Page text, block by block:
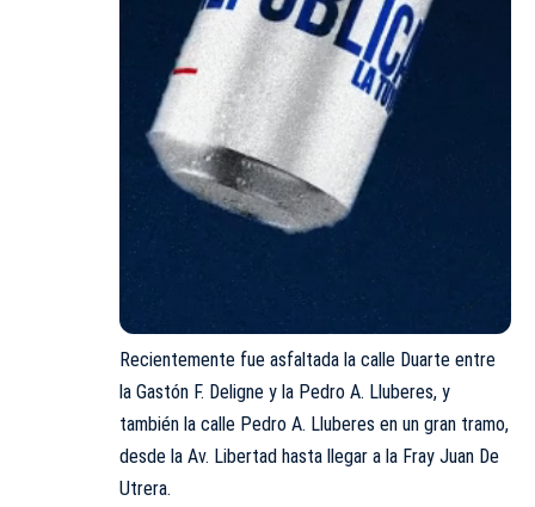
Recientemente fue asfaltada la calle Duarte entre
la Gastón F. Deligne y la Pedro A. Lluberes, y
también la calle Pedro A. Lluberes en un gran tramo,
desde la Av. Libertad hasta llegar a la Fray Juan De
Utrera.